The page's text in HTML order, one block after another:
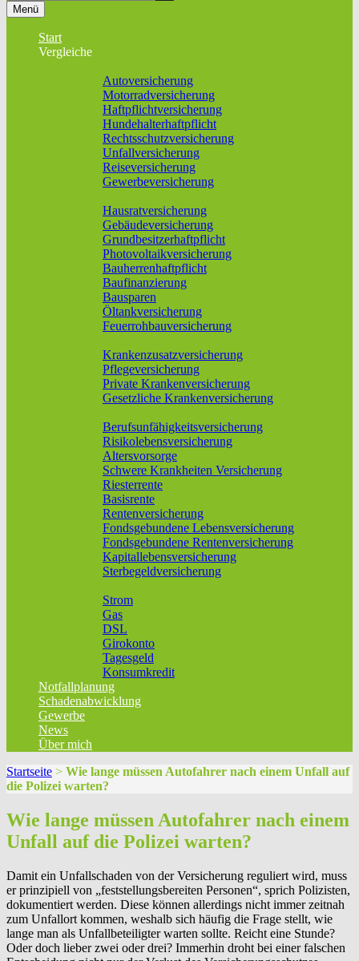
Menü
Start
Vergleiche
Autoversicherung
Motorradversicherung
Haftpflichtversicherung
Hundehalterhaftpflicht
Rechtsschutzversicherung
Unfallversicherung
Reiseversicherung
Gewerbeversicherung
Hausratversicherung
Gebäudeversicherung
Grundbesitzerhaftpflicht
Photovoltaikversicherung
Bauherrenhaftpflicht
Baufinanzierung
Bausparen
Öltankversicherung
Feuerrohbauversicherung
Krankenzusatzversicherung
Pflegeversicherung
Private Krankenversicherung
Gesetzliche Krankenversicherung
Berufs­unfähigkeitsversicherung
Risikolebensversicherung
Altersvorsorge
Schwere Krankheiten Versicherung
Riesterrente
Basisrente
Rentenversicherung
Fondsgebundene Lebensversicherung
Fondsgebundene Rentenversicherung
Kapitallebensversicherung
Sterbegeldversicherung
Strom
Gas
DSL
Girokonto
Tagesgeld
Konsumkredit
Notfallplanung
Schadenabwicklung
Gewerbe
News
Über mich
Startseite > Wie lange müssen Autofahrer nach einem Unfall auf
die Polizei warten?
Wie lange müssen Autofahrer nach einem
Unfall auf die Polizei warten?
Damit ein Unfallschaden von der Versicherung reguliert wird, muss
er prinzipiell von „feststellungsbereiten Personen“, sprich Polizisten,
dokumentiert werden. Diese können allerdings nicht immer zeitnah
zum Unfallort kommen, weshalb sich häufig die Frage stellt, wie
lange man als Unfallbeteiligter warten sollte. Reicht eine Stunde?
Oder doch lieber zwei oder drei? Immerhin droht bei einer falschen